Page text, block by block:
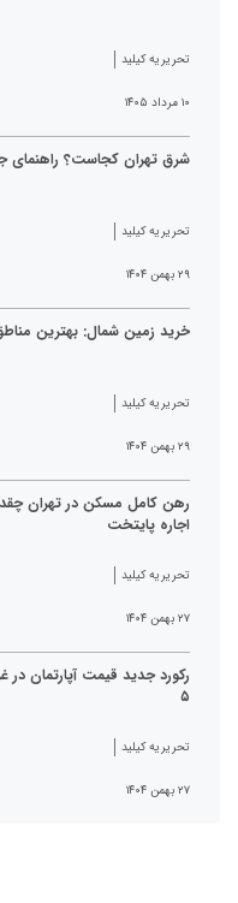
تحریریه کیلید
۱۰ مرداد ۱۴۰۵
شرق تهران کجاست؟ راهنمای
تحریریه کیلید
۲۹ بهمن ۱۴۰۴
خرید زمین شمال: بهترین
تحریریه کیلید
۲۹ بهمن ۱۴۰۴
رهن کامل مسکن در تهران
اجاره پایتخت
تحریریه کیلید
۲۷ بهمن ۱۴۰۴
رکورد جدید قیمت آپارتمان
۵
تحریریه کیلید
۲۷ بهمن ۱۴۰۴